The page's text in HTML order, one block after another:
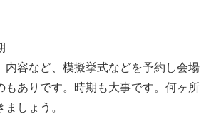
容など、模擬挙式などを予約し会場
もありです。時期も大事です。何ヶ所
しょう。